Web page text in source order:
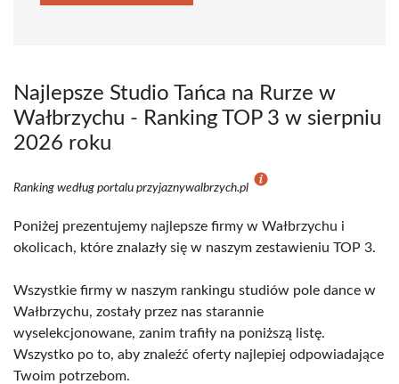
Najlepsze Studio Tańca na Rurze w
Wałbrzychu - Ranking TOP 3 w sierpniu
2026 roku
Ranking według portalu przyjaznywalbrzych.pl
Poniżej prezentujemy najlepsze firmy w Wałbrzychu i
okolicach, które znalazły się w naszym zestawieniu TOP 3.
Wszystkie firmy w naszym rankingu studiów pole dance w
Wałbrzychu, zostały przez nas starannie
wyselekcjonowane, zanim trafiły na poniższą listę.
Wszystko po to, aby znaleźć oferty najlepiej odpowiadające
Twoim potrzebom.